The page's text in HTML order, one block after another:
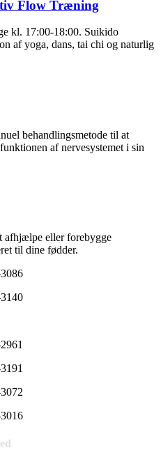
Flow Træning
kl. 17:00-18:00. Suikido
af yoga, dans, tai chi og naturlig
behandlingsmetode til at
af nervesystemet i sin
afhjælpe eller forebygge
til dine fødder.